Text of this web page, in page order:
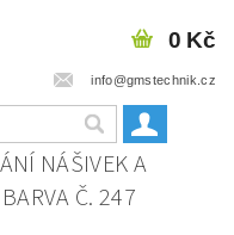
info@gmstechnik.cz
0 Kč
NÁŠIVEK A
Č. 247